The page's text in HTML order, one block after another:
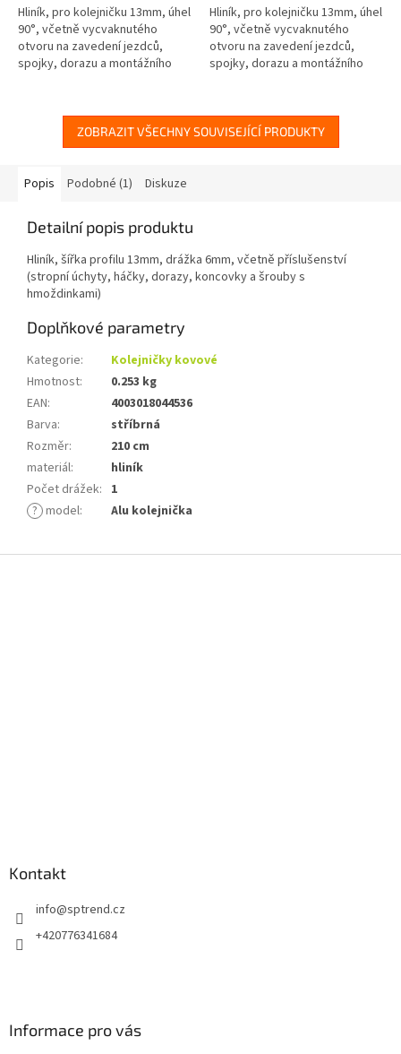
Hliník, pro kolejničku 13mm, úhel
90°, včetně vycvaknutého
otvoru na zavedení jezdců,
spojky, dorazu a montážního
Hliník, pro kolejničku 13mm, úhel
90°, včetně vycvaknutého
otvoru na zavedení jezdců,
spojky, dorazu a montážního
ZOBRAZIT VŠECHNY SOUVISEJÍCÍ PRODUKTY
Popis Podobné (1) Diskuze
Detailní popis produktu
Hliník, šířka profilu 13mm, drážka 6mm, včetně příslušenství
(stropní úchyty, háčky, dorazy, koncovky a šrouby s
hmoždinkami)
Doplňkové parametry
Kategorie:
Kolejničky kovové
Hmotnost:
0.253 kg
EAN:
4003018044536
Barva:
stříbrná
Rozměr:
210 cm
materiál:
hliník
Počet drážek: 1
? model: Alu kolejnička
Kontakt
info@sptrend.cz
+420776341684
Informace pro vás